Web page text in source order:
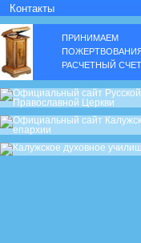
Контакты
ПРИНИМАЕМ
РАСЧЕТНЫЙ СЧЕТ